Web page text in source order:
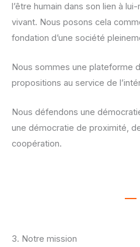
l’être humain dans son lien à
vivant. Nous posons cela
fondation d’une société
Nous sommes une plateforme
propositions au service de
Nous défendons une
une démocratie de proximité,
coopération.
3. Notre mission